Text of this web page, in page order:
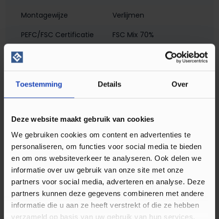
Toestemming Details Over
Deze website maakt gebruik van cookies
We gebruiken cookies om content en advertenties te
personaliseren, om functies voor social media te bieden
en om ons websiteverkeer te analyseren. Ook delen we
informatie over uw gebruik van onze site met onze
partners voor social media, adverteren en analyse. Deze
partners kunnen deze gegevens combineren met andere
informatie die u aan ze heeft verstrekt of die ze hebben
verzameld op basis van uw gebruik van hun services.
Montagewijze
Verlijmen
PEFC/FSC Certificatie
FSC Mix 70%
Soort plint
Omschrijving MDF Renovatieplint
Modern 90x18 RAL 9016 Verkeerswit
15975
De Renovatieplint ook wel overzetplint genoemd is de
ideale oplossing voor mensen die op zoek zijn naar
een snelle en efficiënte manier om hun huis op te
frissen. Dankzij de grote uitsparing aan de achterzijde
kan de plint gemakkelijk over oude plinten heen
worden geplaatst, waardoor er geen tijd verloren